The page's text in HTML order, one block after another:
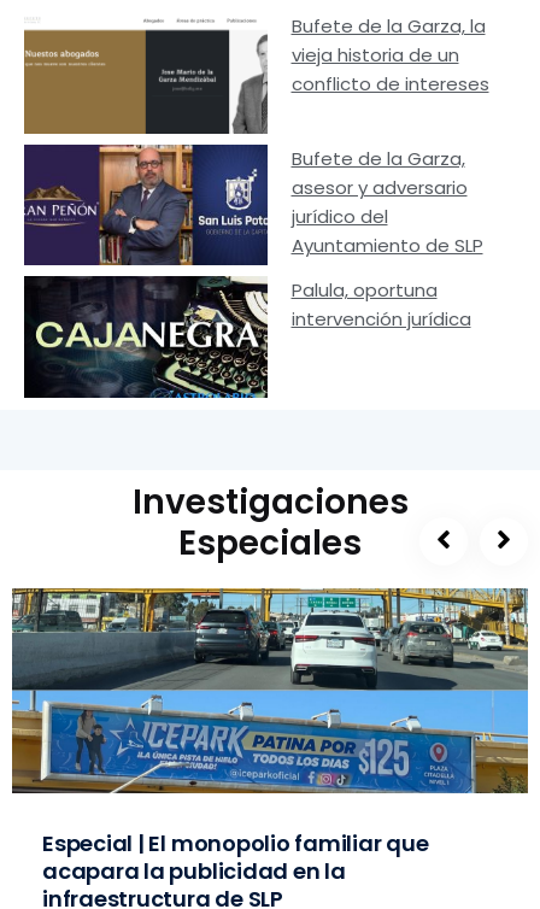
Bufete de la Garza, la
vieja historia de un
conflicto de intereses
Bufete de la Garza,
asesor y adversario
jurídico del
Ayuntamiento de SLP
Palula, oportuna
intervención jurídica
Investigaciones
Especiales
Especial | El monopolio familiar que
acapara la publicidad en la
infraestructura de SLP